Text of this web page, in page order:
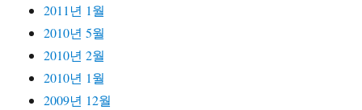
2011년 1월
2010년 5월
2010년 2월
2010년 1월
2009년 12월